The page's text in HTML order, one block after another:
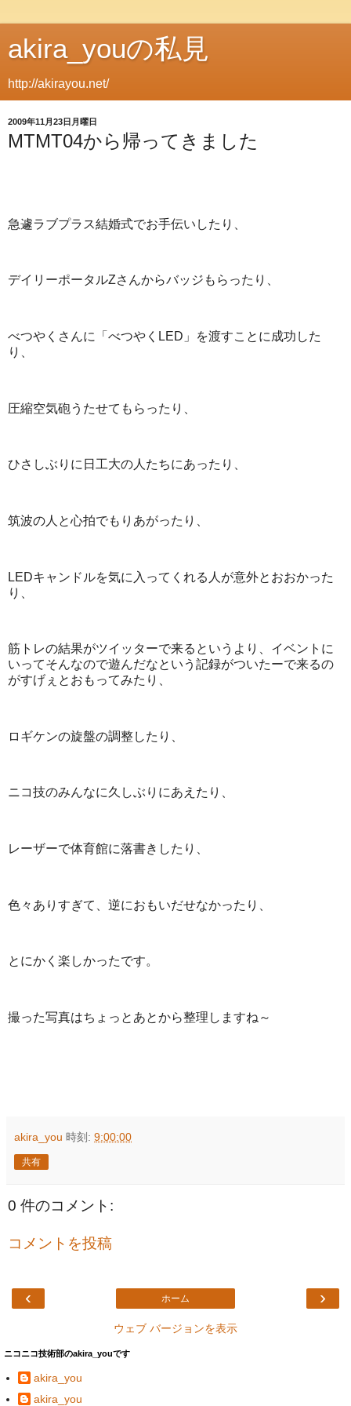
akira_youの私見
http://akirayou.net/
2009年11月23日月曜日
MTMT04から帰ってきました
急遽ラブプラス結婚式でお手伝いしたり、
デイリーポータルZさんからバッジもらったり、
べつやくさんに「べつやくLED」を渡すことに成功した
り、
圧縮空気砲うたせてもらったり、
ひさしぶりに日工大の人たちにあったり、
筑波の人と心拍でもりあがったり、
LEDキャンドルを気に入ってくれる人が意外とおおかった
り、
筋トレの結果がツイッターで来るというより、イベントに
いってそんなので遊んだなという記録がついたーで来るの
がすげぇとおもってみたり、
ロギケンの旋盤の調整したり、
ニコ技のみんなに久しぶりにあえたり、
レーザーで体育館に落書きしたり、
色々ありすぎて、逆におもいだせなかったり、
とにかく楽しかったです。
撮った写真はちょっとあとから整理しますね～
akira_you 時刻: 9:00:00
共有
0 件のコメント:
コメントを投稿
‹ ›
ホーム
ウェブ バージョンを表示
ニコニコ技術部のakira_youです
akira_you
akira_you